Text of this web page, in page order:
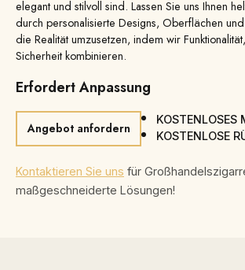
elegant und stilvoll sind. Lassen Sie uns Ihnen
durch personalisierte Designs, Oberflächen
die Realität umzusetzen, indem wir
Sicherheit kombinieren.
Erfordert Anpassung
Angebot anfordern
KOSTENLOSES
KOSTENLOSE
Kontaktieren Sie uns für
maßgeschneiderte Lösungen!